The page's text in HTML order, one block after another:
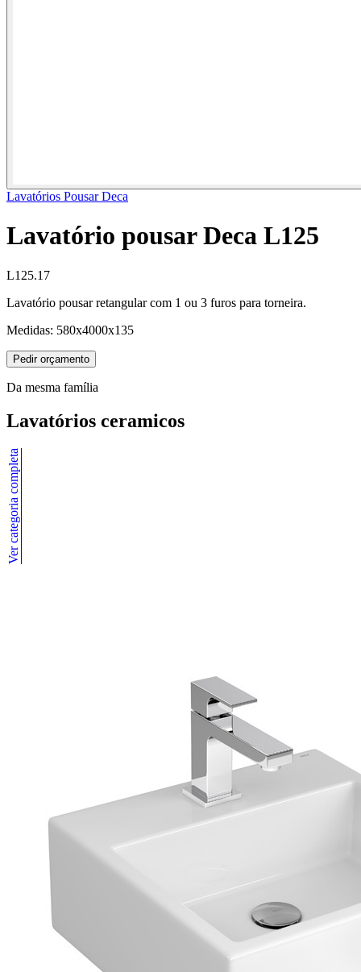
Lavatórios Pousar Deca
Lavatório pousar Deca L125
L125.17
Lavatório pousar retangular com 1 ou 3 furos para torneira.
Medidas: 580x4000x135
Pedir orçamento
Da mesma família
Lavatórios ceramicos
Ver categoria completa